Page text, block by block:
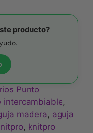
producto?
Punto
intercambiable,
madera, aguja
, knitpro